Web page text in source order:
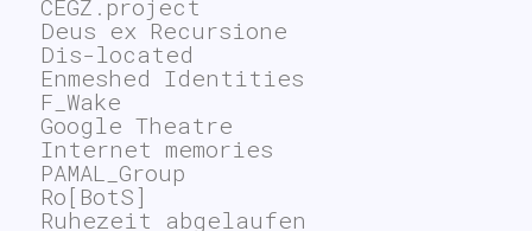
CEGZ.project
Deus ex Recursione
Dis-located
Enmeshed Identities
F_Wake
Google Theatre
Internet memories
PAMAL_Group
Ro[BotS]
Ruhezeit abgelaufen